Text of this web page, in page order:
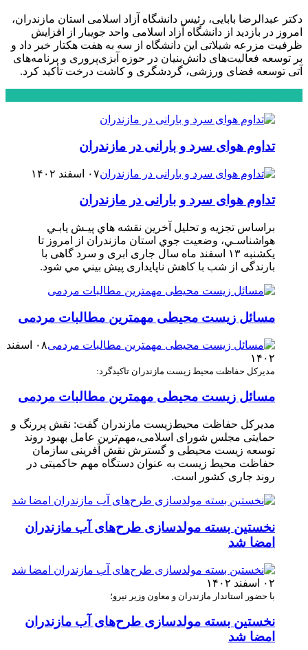
دکتر عبدالرضا بابایی، رئیس دانشگاه آزاد اسلامی استان مازندران،
امروز در بازدید از دانشگاه آزاد اسلامی واحد جویبار از افزایش
ظرفیت مزرعه شیلاتی این دانشگاه از سه به هفت هکتار خبر داد و
بر توسعه فعالیت‌های دانش‌بنیان در حوزه آبزی‌پروری و برنامه‌های
آتی توسعه فضای ورزشی، گردشگری و کاشت درخت تأکید کرد.
تداوم هوای سرد و بارانی در مازندران
۰۷ اسفند ۱۴۰۲
تداوم هوای سرد و بارانی در مازندران
براساس تجزیه و تحلیل آخرین نقشه هاي پيـش يابـي
هواشناسـي، وضعيت جوي استان مازندران از امروز تا
یکشنبه ۱۳ اسفند ماه سال جاری ابری و سرد گاهی با
بارندگی از شب با کاهش ناپایداری پيش ‏بيني مي‏ شود.
مسائل زیست محیطی مهمترین مطالبات مردمی
۰۸ اسفند
۱۴۰۲
مدیرکل حفاظت محیط زیست مازندران تاکید‌گرد:
مسائل زیست محیطی مهمترین مطالبات مردمی
مدیرکل حفاظت محیط‌زیست مازندران گفت: نقش پررنگ و
حمایتی مجلس شورای اسلامی،مهم‌ترین عامل بهبود روند
توسعه زیست محیطی و گسترش نقش آفرینی سازمان
حفاظت محیط زیست به عنوان دستگاه مهم حاکمیتی در
روند جاری کشور است.
نخستین بسته مولدسازی طرح‌های آب مازندران
امضا شد
۰۲ اسفند ۱۴۰۲
با حضور استاندار مازندران و معاون وزیر نیرو؛
نخستین بسته مولدسازی طرح‌های آب مازندران
امضا شد